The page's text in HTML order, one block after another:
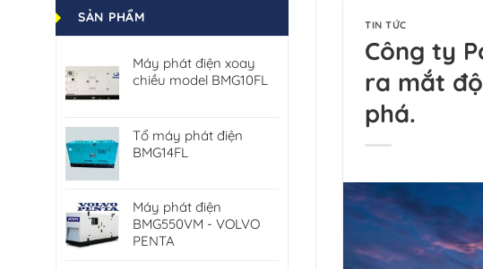
SẢN PHẨM
Máy phát điện xoay
chiều model BMG10FL
Tổ máy phát điện
BMG14FL
Máy phát điện
BMG550VM - VOLVO
PENTA
TIN TỨC
Công ty
ra mắt
phá.